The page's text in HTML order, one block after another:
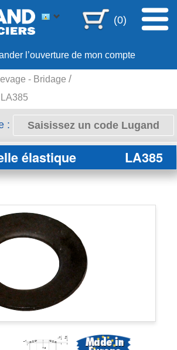
(0)
l’ouverture de mon compte
- Bridage
:
élastique LA385